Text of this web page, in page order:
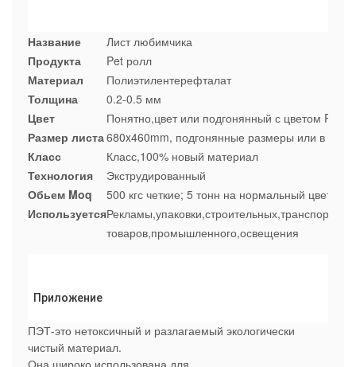
Название
Продукта
Лист любимчика
Pet ролл
Материал
Полиэтилентерефталат
Толщина
0.2-0.5 мм
Цвет
Понятно,цвет или подгонянный с цветом
Размер листа680x460mm, подгонянные размеры или в
Класс
Класс,100% новый материал
Технология
Экструдированный
Обьем Moq
500 кгс четкие; 5 тонн на нормальный цвет
Используется
товаров,промышленного,освещения
Приложение
ПЭТ-это нетоксичный и разлагаемый экологически
чистый материал.
Она широко использована для